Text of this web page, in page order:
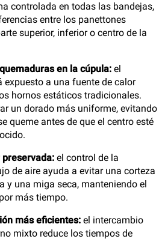
controlada en todas las bandejas,
entre los panettones
superior, inferior o centro de la
en la cúpula: el
expuesto a una fuente de calor
hornos estáticos tradicionales.
un dorado más uniforme, evitando
queme antes de que el centro esté
el control de la
de aire ayuda a evitar una corteza
y una miga seca, manteniendo el
más tiempo.
más eficientes: el intercambio
mixto reduce los tiempos de